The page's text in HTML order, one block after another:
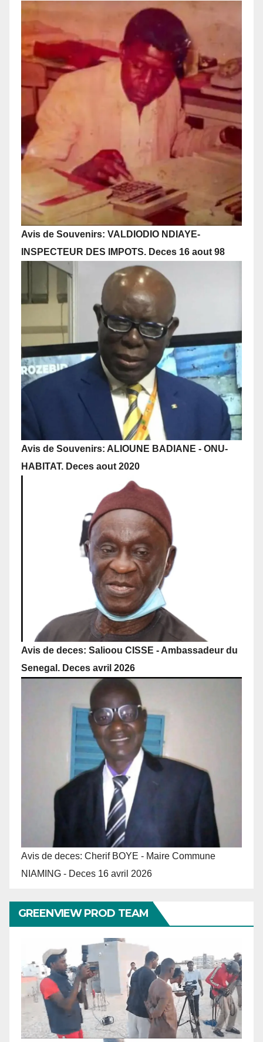
Avis de Souvenirs: VALDIODIO NDIAYE-
INSPECTEUR DES IMPOTS. Deces 16 aout 98
Avis de Souvenirs: ALIOUNE BADIANE - ONU-
HABITAT. Deces aout 2020
Avis de deces: Salioou CISSE - Ambassadeur du
Senegal. Deces avril 2026
Avis de deces: Cherif BOYE - Maire Commune
NIAMING - Deces 16 avril 2026
GREENVIEW PROD TEAM